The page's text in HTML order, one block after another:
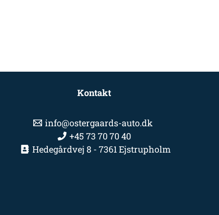
Kontakt
info@ostergaards-auto.dk
+45 73 70 70 40
Hedegårdvej 8 - 7361 Ejstrupholm